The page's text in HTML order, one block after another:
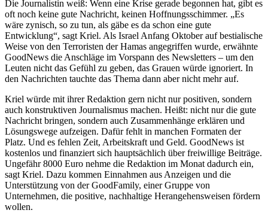
Die Journalistin weiß: Wenn eine Krise gerade begonnen hat, gibt es
oft noch keine gute Nachricht, keinen Hoffnungsschimmer. „Es
wäre zynisch, so zu tun, als gäbe es da schon eine gute
Entwicklung“, sagt Kriel. Als Israel Anfang Oktober auf bestialische
Weise von den Terroristen der Hamas angegriffen wurde, erwähnte
GoodNews die Anschläge im Vorspann des Newsletters – um den
Leuten nicht das Gefühl zu geben, das Grauen würde ignoriert. In
den Nachrichten tauchte das Thema dann aber nicht mehr auf.
Kriel würde mit ihrer Redaktion gern nicht nur positiven, sondern
auch konstruktiven Journalismus machen. Heißt: nicht nur die gute
Nachricht bringen, sondern auch Zusammenhänge erklären und
Lösungswege aufzeigen. Dafür fehlt in manchen Formaten der
Platz. Und es fehlen Zeit, Arbeitskraft und Geld. GoodNews ist
kostenlos und finanziert sich hauptsächlich über freiwillige Beiträge.
Ungefähr 8000 Euro nehme die Redaktion im Monat dadurch ein,
sagt Kriel. Dazu kommen Einnahmen aus Anzeigen und die
Unterstützung von der GoodFamily, einer Gruppe von
Unternehmen, die positive, nachhaltige Herangehensweisen fördern
wollen.